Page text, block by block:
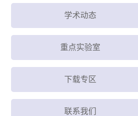
学术动态
重点实验室
下载专区
联系我们